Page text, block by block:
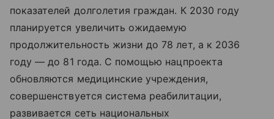
показателей долголетия граждан. К 2030 году
планируется увеличить ожидаемую
продолжительность жизни до 78 лет, а к 2036
году — до 81 года. С помощью нацпроекта
обновляются медицинские учреждения,
совершенствуется система реабилитации,
развивается сеть национальных